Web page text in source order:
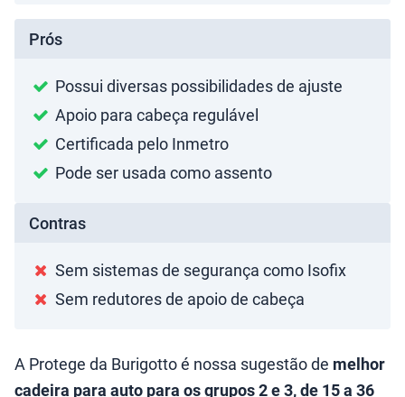
Prós
Possui diversas possibilidades de ajuste
Apoio para cabeça regulável
Certificada pelo Inmetro
Pode ser usada como assento
Contras
Sem sistemas de segurança como Isofix
Sem redutores de apoio de cabeça
A Protege da Burigotto é nossa sugestão de melhor
cadeira para auto para os grupos 2 e 3, de 15 a 36